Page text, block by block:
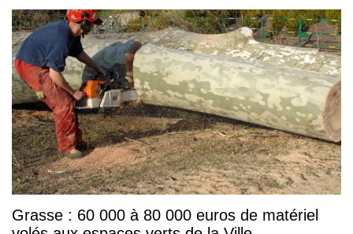
Grasse : 60 000 à 80 000 euros de matériel